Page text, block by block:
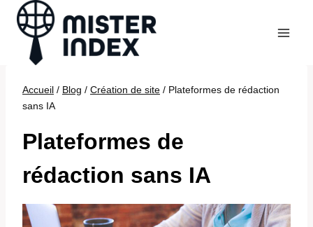
Aller
contenu
Accueil / Blog / Création de site / Plateformes de rédaction
sans IA
Plateformes de
rédaction sans IA